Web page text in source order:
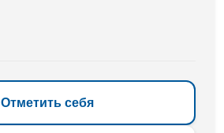
Отметить себя